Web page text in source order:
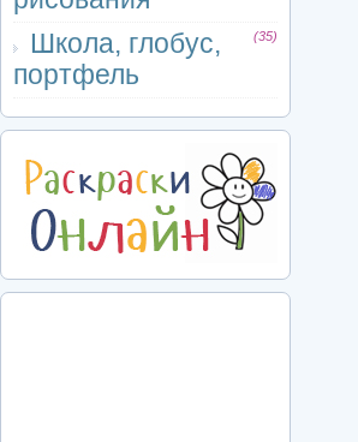
Школа, глобус,
портфель
(35)